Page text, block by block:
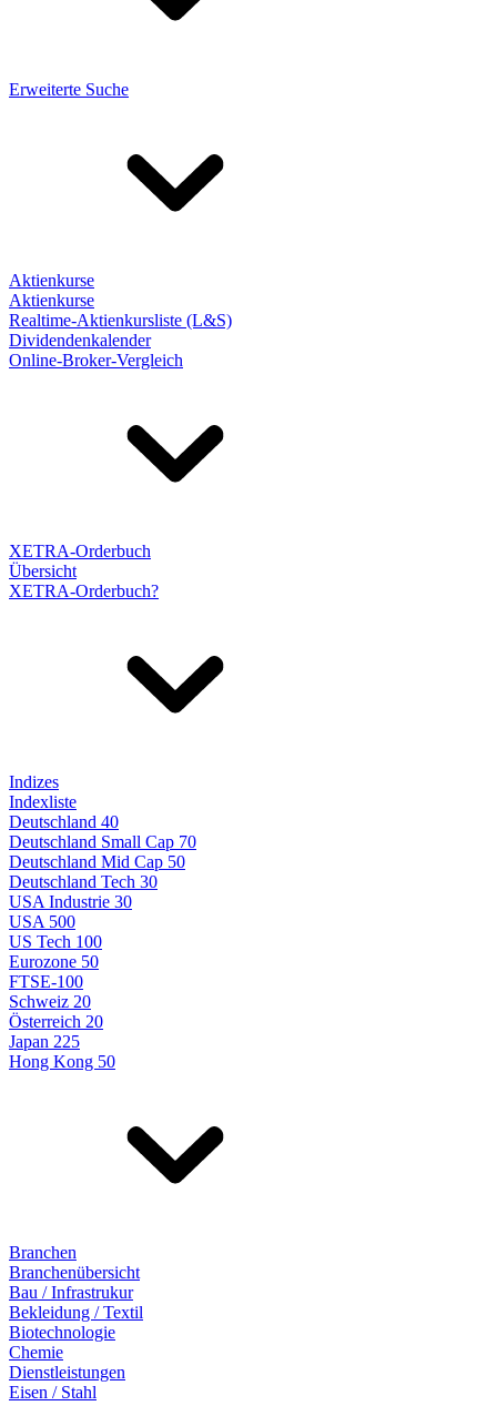
Erweiterte Suche
Aktienkurse
Aktienkurse
Realtime-Aktienkursliste (L&S)
Dividendenkalender
Online-Broker-Vergleich
XETRA-Orderbuch
Übersicht
XETRA-Orderbuch?
Indizes
Indexliste
Deutschland 40
Deutschland Small Cap 70
Deutschland Mid Cap 50
Deutschland Tech 30
USA Industrie 30
USA 500
US Tech 100
Eurozone 50
FTSE-100
Schweiz 20
Österreich 20
Japan 225
Hong Kong 50
Branchen
Branchenübersicht
Bau / Infrastrukur
Bekleidung / Textil
Biotechnologie
Chemie
Dienstleistungen
Eisen / Stahl